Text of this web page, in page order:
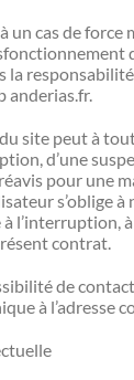
un cas de force
la
anderias.fr.
du site peut à
d’une
pour une
s’oblige à
l’interruption,
contrat.
de
à l’adresse